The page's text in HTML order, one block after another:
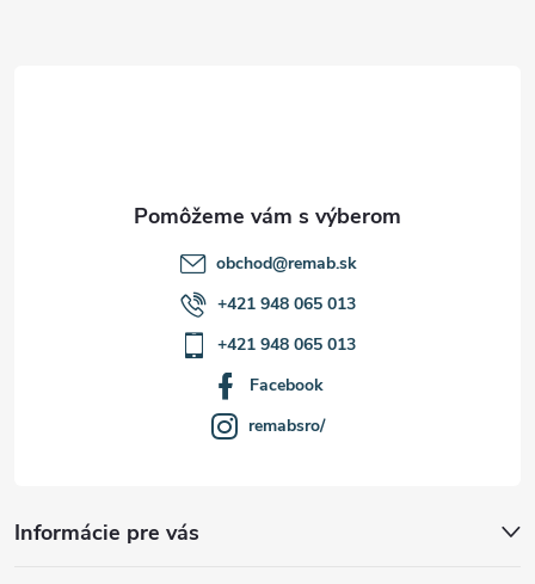
Informácie pre vás
obchod@remab.sk
+421 948 065 013
+421 948 065 013
Facebook
remabsro/